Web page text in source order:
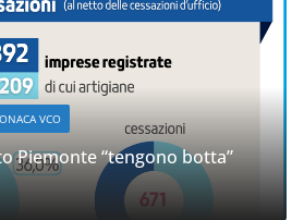
VCO
Piemonte “tengono botta”